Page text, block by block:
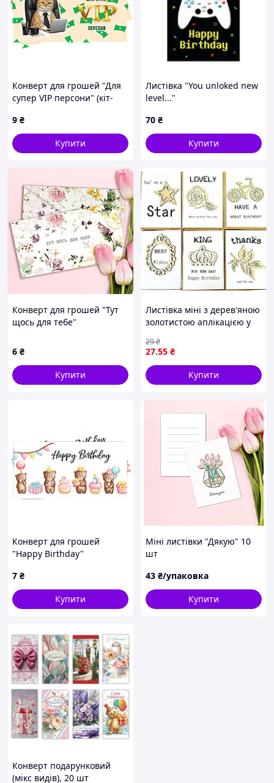
Конверт для грошей "Для
супер VIP персони" (кіт-
9 ₴
Купити
Листівка "You unloked new
level..."
70 ₴
Купити
Конверт для грошей "Тут
щось для тебе"
6 ₴
Купити
Листівка міні з дерев'яною
золотистою аплікацією у
Імпорт
27.55 ₴
29₴
Купити
Конверт для грошей
"Happy Birthday"
7 ₴
Купити
Міні листівки "Дякую" 10
шт
43 ₴/упаковка
Купити
Конверт подарунковий
(мікс видів), 20 шт